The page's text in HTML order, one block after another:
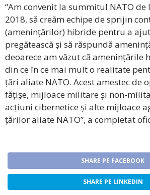
“Am convenit la summitul NATO de
2018, să creăm echipe de sprijin
(amenințărilor) hibride pentru a
pregătească și să răspundă
deoarece am văzut că amenințările
din ce în ce mai mult o realitate
țări aliate NATO. Acest amestec de
fățișe, mijloace militare și non-
acțiuni cibernetice și alte mijloace
țărilor aliate NATO”, a completat
SHARE PE FACEBOOK
SHARE PE LINKEDIN